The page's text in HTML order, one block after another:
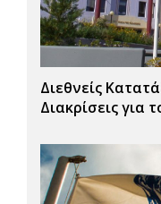
Διεθνείς
Διακρίσεις για